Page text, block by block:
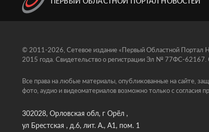
© 2011-2026, Сетевое издание «Первый Областной Портал
2015 года. Свидетельство о регистрации Эл № 77ФС-62167.
Все права на любые материалы, опубликованные на сайте,
фото, аудио и видеоматериалов возможно только с согласия
302028, Орловская обл, г Орёл ,
ул Брестская , д.6, лит. А., А1, пом. 1